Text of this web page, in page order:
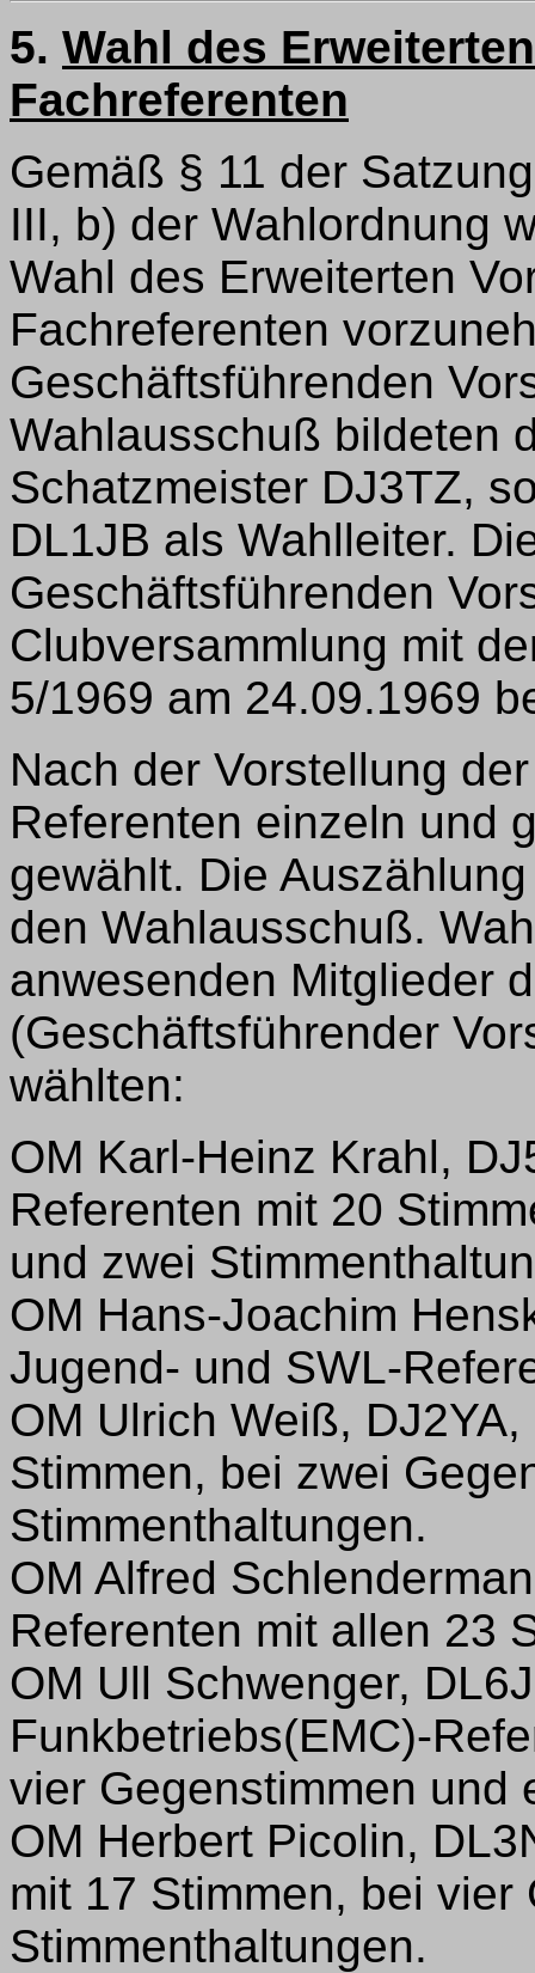
5. Wahl des
Fachreferenten
Gemäß § 11 der
III, b) der Wahlordnung
Wahl des Erweiterten
Fachreferenten
Geschäftsführenden
Wahlausschuß bildeten
Schatzmeister DJ3TZ,
DL1JB als Wahlleiter.
Geschäftsführenden
Clubversammlung mit
5/1969 am 24.09.1969
Nach der Vorstellung
Referenten einzeln und
gewählt. Die
den Wahlausschuß.
anwesenden Mitglieder
(Geschäftsführender
wählten:
OM Karl-Heinz Krahl,
Referenten mit 20
und zwei
OM Hans-Joachim
Jugend- und SWL-
OM Ulrich Weiß,
Stimmen, bei zwei
Stimmenthaltungen.
OM Alfred
Referenten mit allen 23
OM Ull Schwenger,
Funkbetriebs(EMC)-
vier Gegenstimmen und
OM Herbert Picolin,
mit 17 Stimmen, bei
Stimmenthaltungen.